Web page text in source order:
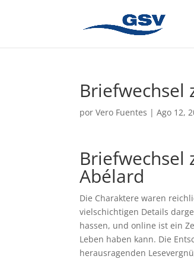
Briefwechsel
porVero Fuentes |Ago 12,
Briefwechsel
Abélard
Die Charaktere waren
vielschichtigen Details
hassen, und online ist ein
Leben haben kann. Die
herausragenden